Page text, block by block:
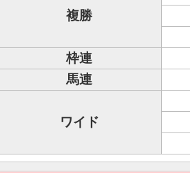
複勝
枠連
馬連
ワイド